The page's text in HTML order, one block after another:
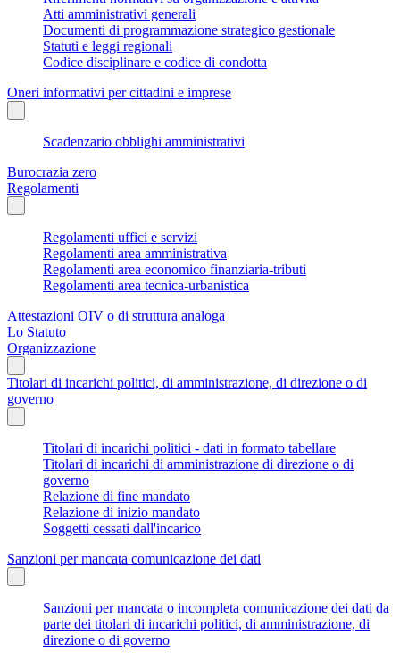
Atti amministrativi generali
Documenti di programmazione strategico gestionale
Statuti e leggi regionali
Codice disciplinare e codice di condotta
Oneri informativi per cittadini e imprese
Scadenzario obblighi amministrativi
Burocrazia zero
Regolamenti
Regolamenti uffici e servizi
Regolamenti area amministrativa
Regolamenti area economico finanziaria-tributi
Regolamenti area tecnica-urbanistica
Attestazioni OIV o di struttura analoga
Lo Statuto
Organizzazione
Titolari di incarichi politici, di amministrazione, di direzione o di
governo
Titolari di incarichi politici - dati in formato tabellare
Titolari di incarichi di amministrazione di direzione o di
governo
Relazione di fine mandato
Relazione di inizio mandato
Soggetti cessati dall'incarico
Sanzioni per mancata comunicazione dei dati
Sanzioni per mancata o incompleta comunicazione dei dati da
parte dei titolari di incarichi politici, di amministrazione, di
direzione o di governo